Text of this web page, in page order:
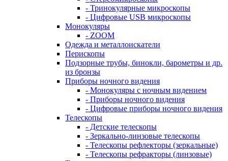
- Тринокулярные микроскопы
- Цифровые USB микроскопы
Монокуляры
- ZOOM
Одежда и металлоискатели
Перископы
Подзорные трубы, бинокли, барометры и др.
из бронзы
Приборы ночного видения
- Монокуляры с ночным видением
- Приборы ночного видения
- Цифровые приборы ночного видения
Телескопы
- Детские телескопы
- Зеркально-линзовые телескопы
- Телескопы рефлекторы (зеркальные)
- Телескопы рефракторы (линзовые)